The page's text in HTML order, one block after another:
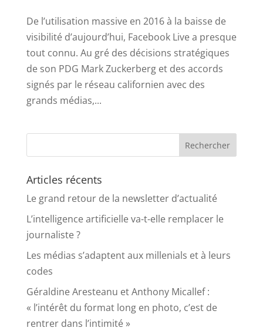
De l’utilisation massive en 2016 à la baisse de
visibilité d’aujourd’hui, Facebook Live a presque
tout connu. Au gré des décisions stratégiques
de son PDG Mark Zuckerberg et des accords
signés par le réseau californien avec des
grands médias,...
Articles récents
Le grand retour de la newsletter d’actualité
L’intelligence artificielle va-t-elle remplacer le
journaliste ?
Les médias s’adaptent aux millenials et à leurs
codes
Géraldine Aresteanu et Anthony Micallef :
« l’intérêt du format long en photo, c’est de
rentrer dans l’intimité »